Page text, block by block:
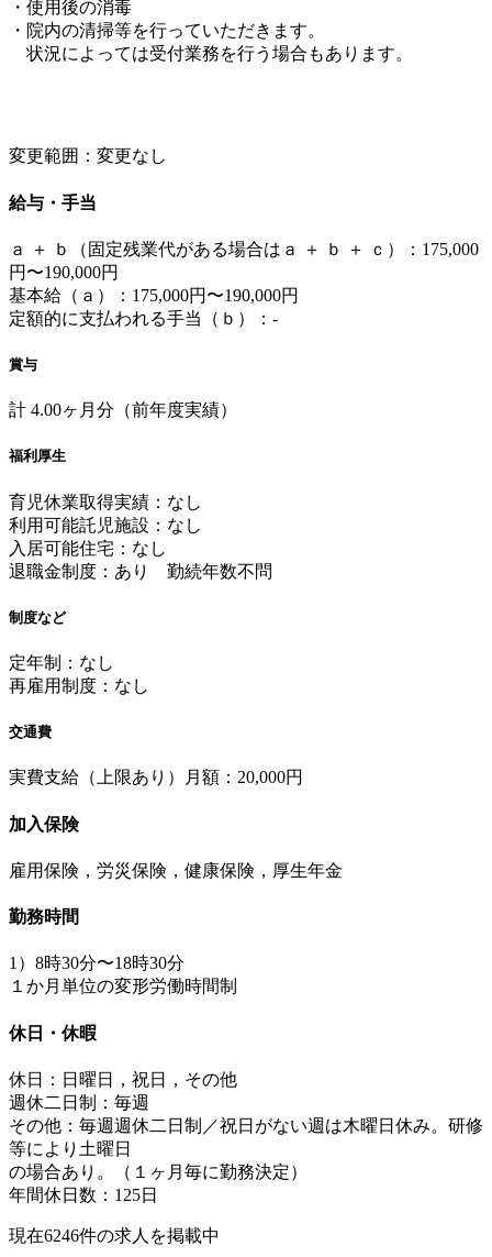
・使用後の消毒
・院内の清掃等を行っていただきます。
状況によっては受付業務を行う場合もあります。
変更範囲：変更なし
給与・手当
ａ ＋ ｂ（固定残業代がある場合はａ ＋ ｂ ＋ ｃ）：175,000
円〜190,000円
基本給（ａ）：175,000円〜190,000円
定額的に支払われる手当（ｂ）：-
賞与
計 4.00ヶ月分（前年度実績）
福利厚生
育児休業取得実績：なし
利用可能託児施設：なし
入居可能住宅：なし
退職金制度：あり 勤続年数不問
制度など
定年制：なし
再雇用制度：なし
交通費
実費支給（上限あり）月額：20,000円
加入保険
雇用保険，労災保険，健康保険，厚生年金
勤務時間
1）8時30分〜18時30分
１か月単位の変形労働時間制
休日・休暇
休日：日曜日，祝日，その他
週休二日制：毎週
その他：毎週週休二日制／祝日がない週は木曜日休み。研修
等により土曜日
の場合あり。（１ヶ月毎に勤務決定）
年間休日数：125日
現在6246件の求人を掲載中